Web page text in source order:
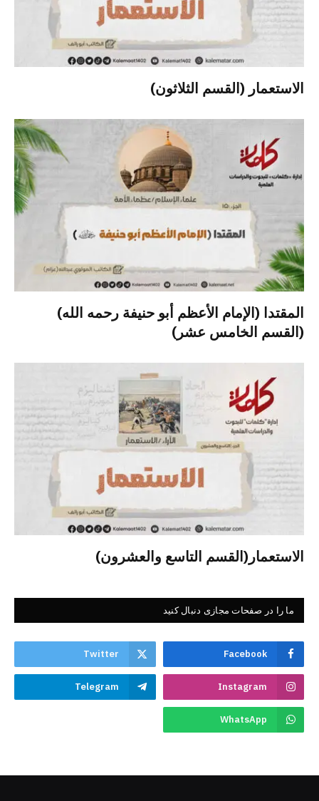
الاستعمار (القسم الثلاثون)
المقتدا (الإمام الأعظم أبو حنيفة رحمه الله)
(القسم الخامس عشر)
الاستعمار(القسم التاسع والعشرون)
ما را در صفحات مجازی دنبال کنید
Facebook
Twitter
Instagram
Telegram
WhatsApp